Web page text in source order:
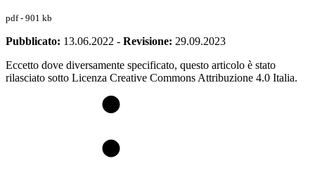
pdf - 901 kb
Pubblicato: 13.06.2022 - Revisione: 29.09.2023
Eccetto dove diversamente specificato, questo articolo è stato
rilasciato sotto Licenza Creative Commons Attribuzione 4.0 Italia.